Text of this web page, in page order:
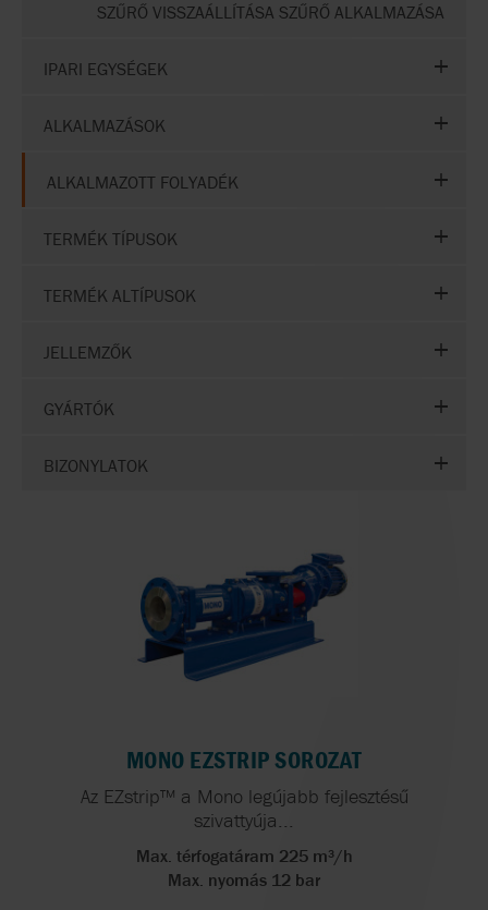
SZŰRŐ VISSZAÁLLÍTÁSA SZŰRŐ ALKALMAZÁSA
IPARI EGYSÉGEK
ALKALMAZÁSOK
ALKALMAZOTT FOLYADÉK
TERMÉK TÍPUSOK
TERMÉK ALTÍPUSOK
JELLEMZŐK
GYÁRTÓK
BIZONYLATOK
MONO EZSTRIP SOROZAT
Az EZstrip™ a Mono legújabb fejlesztésű
szivattyúja...
Max. térfogatáram 225 m³/h
Max. nyomás 12 bar